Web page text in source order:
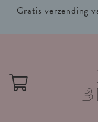
Gratis verzending